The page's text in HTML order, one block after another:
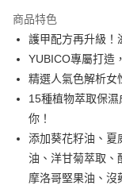
Apple Pay
街口支付
悠遊付
運送方式
全家取貨付款
每筆NT$80，滿
商品特色
護甲配方再升級！
YUBICO專屬打造
精選人氣色解析女
15種植物萃取保
你！
添加葵花籽油、夏
油、洋甘菊萃取、
摩洛哥堅果油、沒